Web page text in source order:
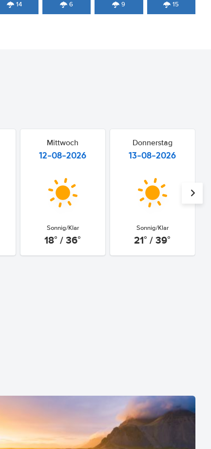
14 6 9 15
Mittwoch
12-08-2026
Sonnig/Klar
18° / 36°
Donnerstag
13-08-2026
Sonnig/Klar
21° / 39°